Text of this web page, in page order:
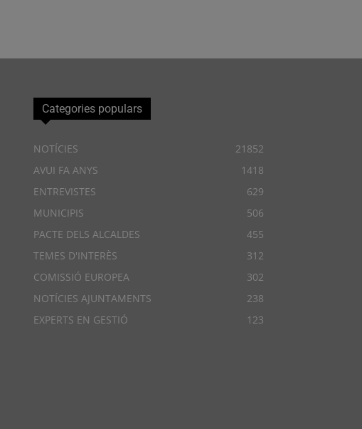
Categories populars
NOTÍCIES
21852
AVUI FA ANYS
1418
ENTREVISTES
629
MUNICIPIS
506
PACTE DELS ALCALDES
455
TEMES D'INTERÈS
312
COMISSIÓ EUROPEA
302
NOTÍCIES AJUNTAMENTS
238
EXPERTS EN GESTIÓ
123